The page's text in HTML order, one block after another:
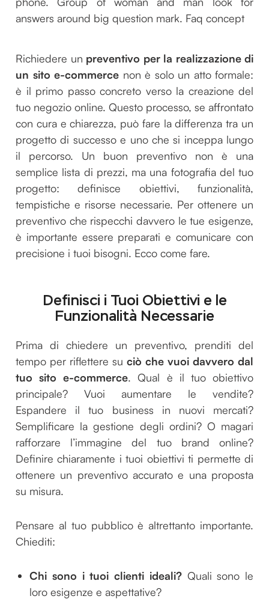
answers around big question mark. Faq concept
Richiedere un preventivo per la realizzazione di
un sito e-commerce non è solo un atto formale:
è il primo passo concreto verso la creazione del
tuo negozio online. Questo processo, se affrontato
con cura e chiarezza, può fare la differenza tra un
progetto di successo e uno che si inceppa lungo
il percorso. Un buon preventivo non è una
semplice lista di prezzi, ma una fotografia del tuo
progetto: definisce obiettivi, funzionalità,
tempistiche e risorse necessarie. Per ottenere un
preventivo che rispecchi davvero le tue esigenze,
è importante essere preparati e comunicare con
precisione i tuoi bisogni. Ecco come fare.
Definisci i Tuoi Obiettivi e le
Funzionalità Necessarie
Prima di chiedere un preventivo, prenditi del
tempo per riflettere su ciò che vuoi davvero dal
tuo sito e-commerce. Qual è il tuo obiettivo
principale? Vuoi aumentare le vendite?
Espandere il tuo business in nuovi mercati?
Semplificare la gestione degli ordini? O magari
rafforzare l’immagine del tuo brand online?
Definire chiaramente i tuoi obiettivi ti permette di
ottenere un preventivo accurato e una proposta
su misura.
Pensare al tuo pubblico è altrettanto importante.
Chiediti:
Chi sono i tuoi clienti ideali?Quali sono le
loro esigenze e aspettative?